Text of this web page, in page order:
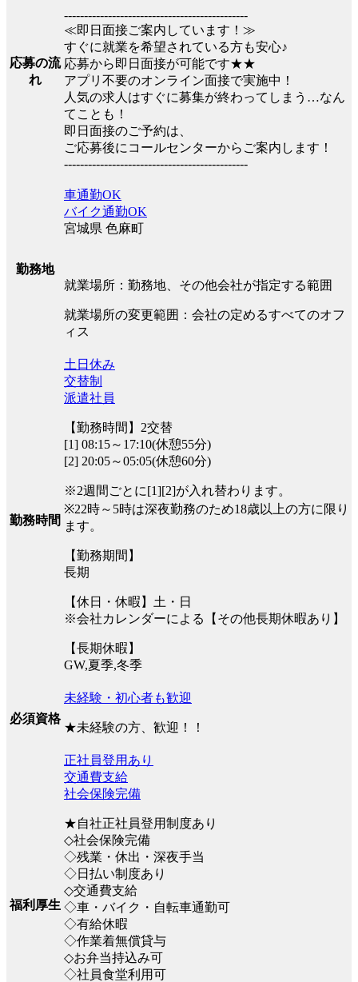
応募の流
れ
----------------------------------------------
≪即日面接ご案内しています！≫
すぐに就業を希望されている方も安心♪
応募から即日面接が可能です★★
アプリ不要のオンライン面接で実施中！
人気の求人はすぐに募集が終わってしまう…なん
てことも！
即日面接のご予約は、
ご応募後にコールセンターからご案内します！
----------------------------------------------
勤務地
車通勤OK
バイク通勤OK
宮城県 色麻町
就業場所：勤務地、その他会社が指定する範囲
就業場所の変更範囲：会社の定めるすべてのオフ
ィス
勤務時間
土日休み
交替制
派遣社員
【勤務時間】2交替
[1] 08:15～17:10(休憩55分)
[2] 20:05～05:05(休憩60分)
※2週間ごとに[1][2]が入れ替わります。
※22時～5時は深夜勤務のため18歳以上の方に限り
ます。
【勤務期間】
長期
【休日・休暇】土・日
※会社カレンダーによる【その他長期休暇あり】
【長期休暇】
GW,夏季,冬季
必須資格
未経験・初心者も歓迎
★未経験の方、歓迎！！
福利厚生
正社員登用あり
交通費支給
社会保険完備
★自社正社員登用制度あり
◇社会保険完備
◇残業・休出・深夜手当
◇日払い制度あり
◇交通費支給
◇車・バイク・自転車通勤可
◇有給休暇
◇作業着無償貸与
◇お弁当持込み可
◇社員食堂利用可